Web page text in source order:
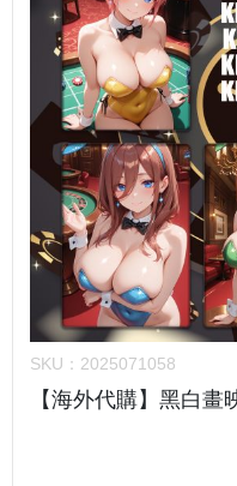
SKU： 2025071058
【海外代購】黑白